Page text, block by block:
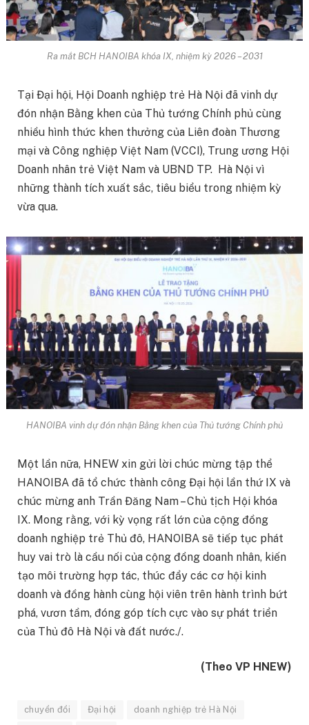
Ra mắt BCH HANOIBA khóa IX, nhiệm kỳ 2026 – 2031
Tại Đại hội, Hội Doanh nghiệp trẻ Hà Nội đã vinh dự
đón nhận Bằng khen của Thủ tướng Chính phủ cùng
nhiều hình thức khen thưởng của Liên đoàn Thương
mại và Công nghiệp Việt Nam (VCCI), Trung ương Hội
Doanh nhân trẻ Việt Nam và UBND TP. Hà Nội vì
những thành tích xuất sắc, tiêu biểu trong nhiệm kỳ
vừa qua.
HANOIBA vinh dự đón nhận Bằng khen của Thủ tướng Chính phủ
Một lần nữa, HNEW xin gửi lời chúc mừng tập thể
HANOIBA đã tổ chức thành công Đại hội lần thứ IX và
chúc mừng anh Trần Đăng Nam – Chủ tịch Hội khóa
IX. Mong rằng, với kỳ vọng rất lớn của cộng đồng
doanh nghiệp trẻ Thủ đô, HANOIBA sẽ tiếp tục phát
huy vai trò là cầu nối của cộng đồng doanh nhân, kiến
tạo môi trường hợp tác, thúc đẩy các cơ hội kinh
doanh và đồng hành cùng hội viên trên hành trình bứt
phá, vươn tầm, đóng góp tích cực vào sự phát triển
của Thủ đô Hà Nội và đất nước./.
(Theo VP HNEW)
chuyển đổi Đại hội doanh nghiệp trẻ Hà Nội